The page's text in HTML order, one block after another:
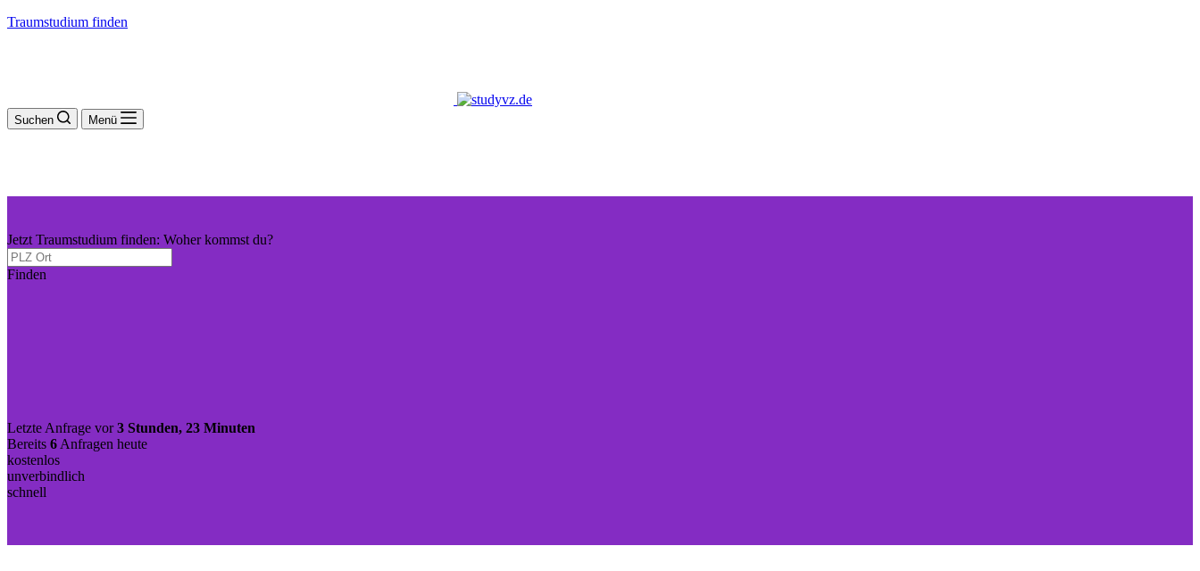
Traumstudium finden
Suchen Menü
Jetzt Traumstudium finden: Woher kommst du?
Finden
Letzte Anfrage vor3 Stunden, 23 Minuten
Bereits 6 Anfragen heute
kostenlos
unverbindlich
schnell